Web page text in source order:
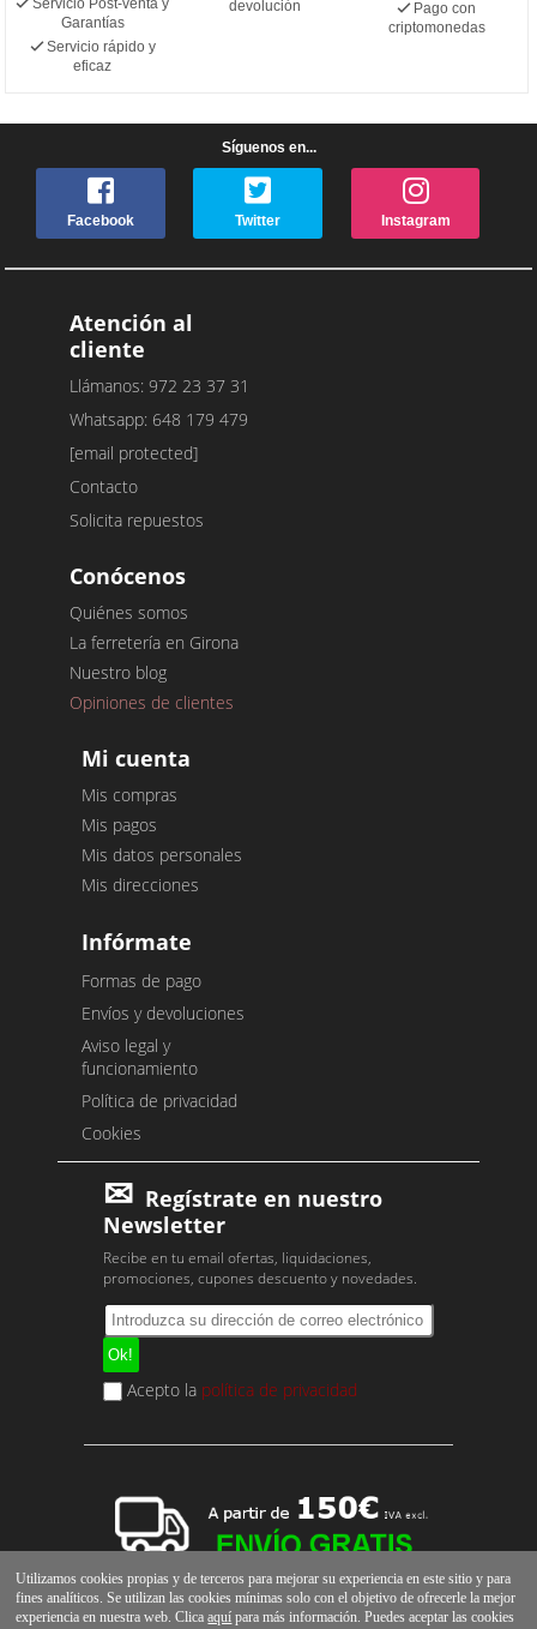
Garantías
Servicio rápido y
eficaz
devolución
Pago con
criptomonedas
Síguenos en...
Facebook Twitter Instagram
Atención al
cliente
Llámanos: 972 23 37 31
Whatsapp: 648 179 479
[email protected]
Contacto
Solicita repuestos
Conócenos
Quiénes somos
La ferretería en Girona
Nuestro blog
Opiniones de clientes
Mi cuenta
Mis compras
Mis pagos
Mis datos personales
Mis direcciones
Infórmate
Formas de pago
Envíos y devoluciones
Aviso legal y
funcionamiento
Política de privacidad
Cookies
Regístrate en nuestro
Newsletter
Recibe en tu email ofertas, liquidaciones,
promociones, cupones descuento y novedades.
Acepto la política de privacidad
Utilizamos cookies propias y de terceros para mejorar su experiencia en este sitio y para
fines analíticos. Se utilizan las cookies mínimas solo con el objetivo de ofrecerle la mejor
experiencia en nuestra web. Clicaaquí para más información. Puedes aceptar las cookies